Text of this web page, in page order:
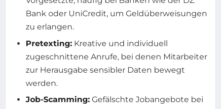
Bank oder UniCredit, um Geldüberweisungen
zu erlangen.
Pretexting: Kreative und individuell
zugeschnittene Anrufe, bei denen Mitarbeiter
zur Herausgabe sensibler Daten bewegt
werden.
Job-Scamming: Gefälschte Jobangebote bei